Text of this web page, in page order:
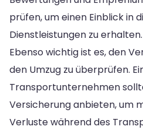
prüfen, um einen Einblick in
Dienstleistungen zu erhalten.
Ebenso wichtig ist es, den
den Umzug zu überprüfen.
Transportunternehmen
Versicherung anbieten, um
Verluste während des